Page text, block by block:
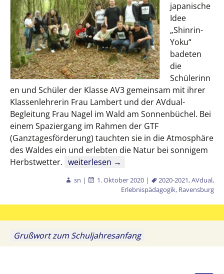
japanische
Idee
„Shinrin-
Yoku“
badeten
die
Schülerinn
en und Schüler der Klasse AV3 gemeinsam mit ihrer
Klassenlehrerin Frau Lambert und der AVdual-
Begleitung Frau Nagel im Wald am Sonnenbüchel. Bei
einem Spaziergang im Rahmen der GTF
(Ganztagesförderung) tauchten sie in die Atmosphäre
des Waldes ein und erlebten die Natur bei sonnigem
Herbstwetter. AV3 beim Waldbaden
weiterlesen →
sn | 1. Oktober 2020 | 2020-2021,AVdual,
Erlebnispädagogik, Ravensburg
Grußwort zum Schuljahresanfang